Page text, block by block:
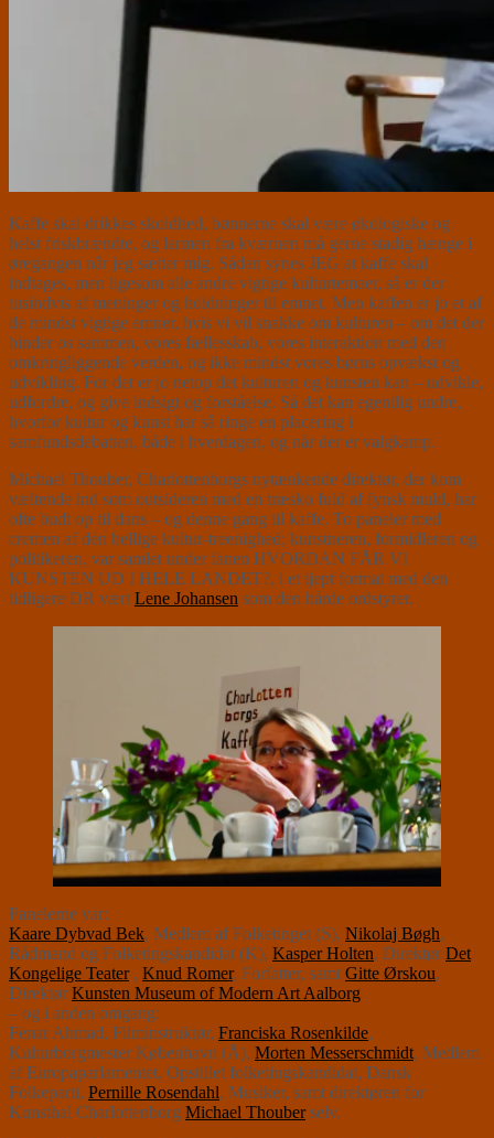
Kaffe skal drikkes skoldhed, bønnerne skal være økologiske og
helst friskbrændte, og larmen fra kværnen må gerne stadig hænge i
øregangen når jeg sætter mig. Sådan synes JEG at kaffe skal
indtages, men ligesom alle andre vigtige kulturtemaer, så er der
tusindvis af meninger og holdninger til emnet. Men kaffen er jo et af
de mindst vigtige emner, hvis vi vil snakke om kulturen – om det der
binder os sammen, vores fællesskab, vores interaktion med den
omkringliggende verden, og ikke mindst vores børns opvækst og
udvikling. For det er jo netop det kulturen og kunsten kan – udvikle,
udfordre, og give indsigt og forståelse. Så det kan egentlig undre,
hvorfor kultur og kunst har så ringe en placering i
samfundsdebatten, både i hverdagen, og når der er valgkamp.
Michael Thouber, Charlottenborgs nytænkende direktør, der kom
væltende ind som outsideren med en træsko fuld af fynsk muld, har
ofte budt op til dans – og denne gang til kaffe. To paneler med
cremen af den hellige kultur-treenighed; kunstneren, formidleren og
politikeren, var samlet under fanen HVORDAN FÅR VI
KUNSTEN UD I HELE LANDET?, i et tjept format med den
tidligere DR vært Lene Johansen som den hårde ordstyrer.
Panelerne var:
Kaare Dybvad Bek, Medlem af Folketinget (S), Nikolaj Bøgh,
Rådmand og Folketingskandidat (K), Kasper Holten, Direktør Det
Kongelige Teater, Knud Romer, Forfatter, samt Gitte Ørskou,
Direktør Kunsten Museum of Modern Art Aalborg
– og i anden omgang:
Fenar Ahmad, Filminstruktør, Franciska Rosenkilde,
Kulturborgmester København (Å), Morten Messerschmidt, Medlem
af Europaparlamentet, Opstillet folketingskandidat, Dansk
Folkeparti, Pernille Rosendahl, Musiker, samt direktøren for
Kunsthal Charlottenborg Michael Thouberselv.